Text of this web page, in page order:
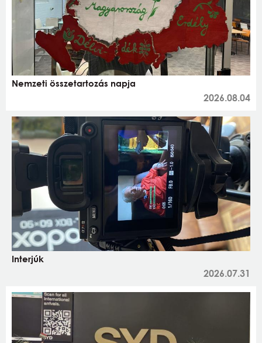
Nemzeti összetartozás napja
2026.08.04
Interjúk
2026.07.31